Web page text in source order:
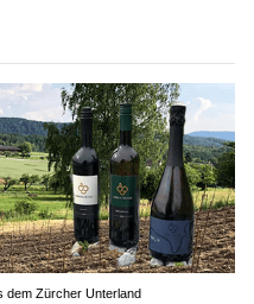
dem Zürcher Unterland